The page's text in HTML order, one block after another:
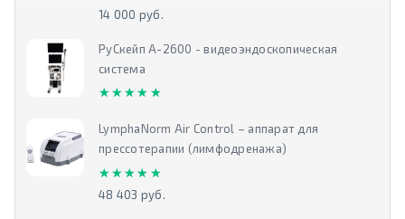
14 000 руб.
РуСкейп А-2600 - видеоэндоскопическая
система
★★★★★
★★★★★
LymphaNorm Air Control – аппарат для
прессотерапии (лимфодренажа)
★★★★★
★★★★★
48 403 руб.